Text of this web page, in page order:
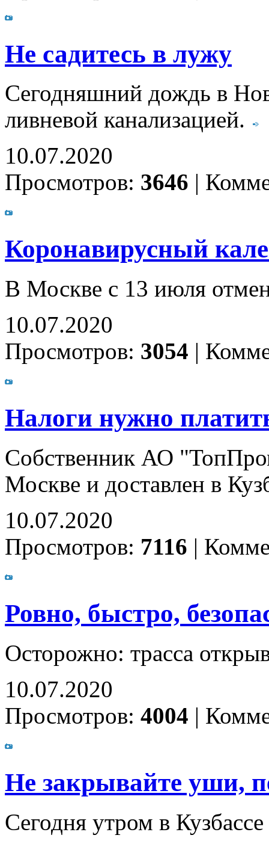
Не садитесь в лужу
Сегодняшний дождь в
ливневой канализацией.
10.07.2020
Просмотров: 3646 |
Коронавирусный
В Москве с 13 июля
10.07.2020
Просмотров: 3054 |
Налоги нужно
Собственник АО
Москве и доставлен в
10.07.2020
Просмотров: 7116 |
Ровно, быстро,
Осторожно: трасса
10.07.2020
Просмотров: 4004 |
Не закрывайте уши,
Сегодня утром в